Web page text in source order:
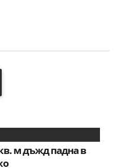
м дъжд падна в